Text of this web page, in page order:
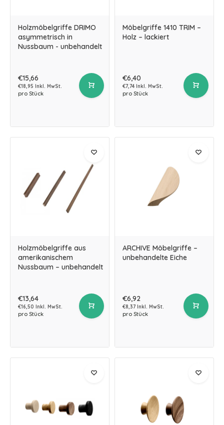
Holzmöbelgriffe DRIMO
asymmetrisch in
Nussbaum - unbehandelt
€15,66
€18,95 Inkl. MwSt.
pro Stück
Möbelgriffe 1410 TRIM –
Holz – lackiert
€6,40
€7,74 Inkl. MwSt.
pro Stück
Holzmöbelgriffe aus
amerikanischem
Nussbaum – unbehandelt
€13,64
€16,50 Inkl. MwSt.
pro Stück
ARCHIVE Möbelgriffe –
unbehandelte Eiche
€6,92
€8,37 Inkl. MwSt.
pro Stück